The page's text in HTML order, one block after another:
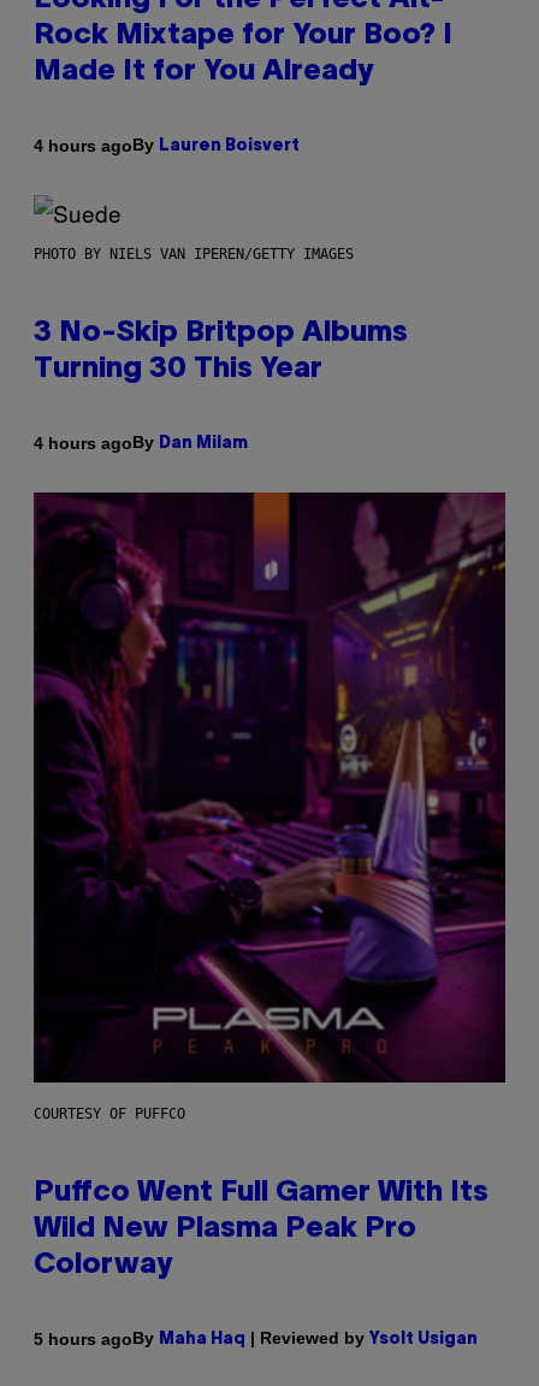
Rock Mixtape for Your Boo? I
Made It for You Already
4 hours agoBy Lauren Boisvert
PHOTO BY NIELS VAN IPEREN/GETTY IMAGES
3 No-Skip Britpop Albums
Turning 30 This Year
4 hours agoBy Dan Milam
COURTESY OF PUFFCO
Puffco Went Full Gamer With Its
Wild New Plasma Peak Pro
Colorway
5 hours agoBy Maha Haq | Reviewed by Ysolt Usigan